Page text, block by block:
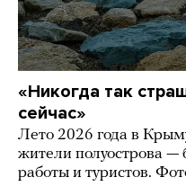
«Никогда так
сейчас»
Лето 2026 года в
жители полуострова —
работы и туристов.